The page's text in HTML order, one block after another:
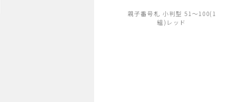
親子番号札 小判型 51～100(1
組)レッド